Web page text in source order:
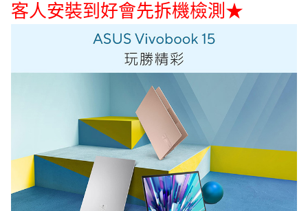
客人安裝到好會先拆機檢測★